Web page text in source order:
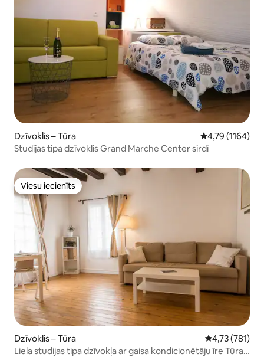
Dzīvoklis – Tūra Vidējais
4,79 (1164)
Studijas tipa dzīvoklis Grand Marche Center sirdī
Viesu iecienīts
Viesu iecienīts
Dzīvoklis – Tūra Vidējais
4,73 (781)
Liela studijas tipa dzīvokļa ar gaisa kondicionētāju īre Tūras